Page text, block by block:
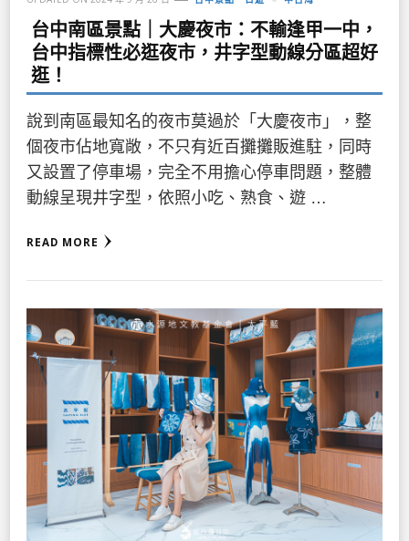
台中南區景點｜大慶夜市：不輸逢甲一中，
台中指標性必逛夜市，井字型動線分區超好
逛！
說到南區最知名的夜市莫過於「大慶夜市」，整
個夜市佔地寬敞，不只有近百攤攤販進駐，同時
又設置了停車場，完全不用擔心停車問題，整體
動線呈現井字型，依照小吃、熟食、遊 …
READ MORE